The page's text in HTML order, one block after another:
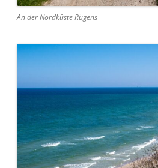
An der Nordküste Rügens